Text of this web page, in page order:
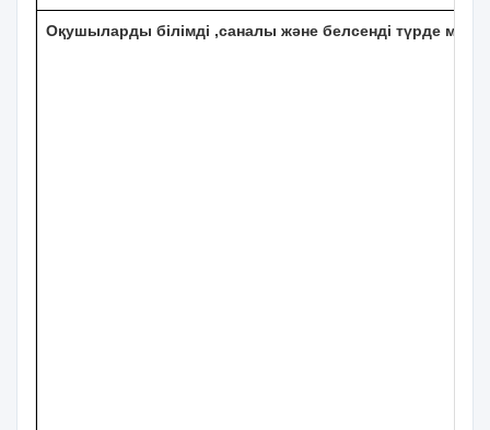
Оқушыларды білімді ,саналы және белсенді түрде